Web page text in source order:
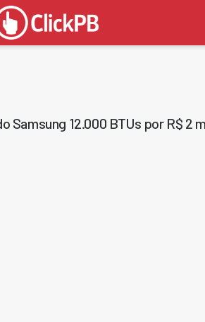
Samsung 12.000 BTUs por R$ 2